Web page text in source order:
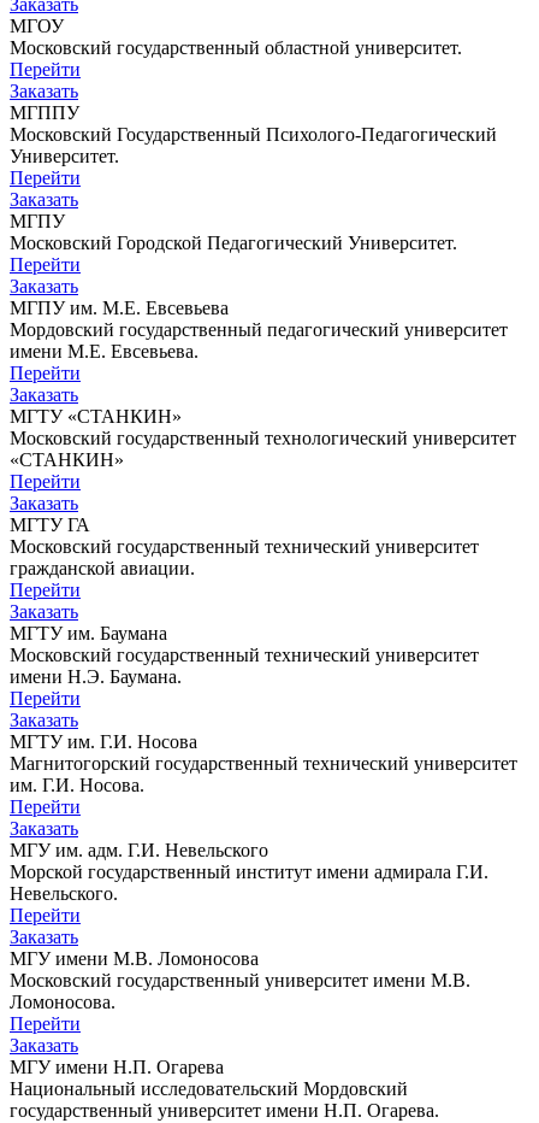
МГОУ
Московский государственный областной университет.
Перейти
Заказать
МГППУ
Московский Государственный Психолого-Педагогический
Университет.
Перейти
Заказать
МГПУ
Московский Городской Педагогический Университет.
Перейти
Заказать
МГПУ им. М.Е. Евсевьева
Мордовский государственный педагогический университет
имени М.Е. Евсевьева.
Перейти
Заказать
МГТУ «СТАНКИН»
Московский государственный технологический университет
«СТАНКИН»
Перейти
Заказать
МГТУ ГА
Московский государственный технический университет
гражданской авиации.
Перейти
Заказать
МГТУ им. Баумана
Московский государственный технический университет
имени Н.Э. Баумана.
Перейти
Заказать
МГТУ им. Г.И. Носова
Магнитогорский государственный технический университет
им. Г.И. Носова.
Перейти
Заказать
МГУ им. адм. Г.И. Невельского
Морской государственный институт имени адмирала Г.И.
Невельского.
Перейти
Заказать
МГУ имени М.В. Ломоносова
Московский государственный университет имени М.В.
Ломоносова.
Перейти
Заказать
МГУ имени Н.П. Огарева
Национальный исследовательский Мордовский
государственный университет имени Н.П. Огарева.